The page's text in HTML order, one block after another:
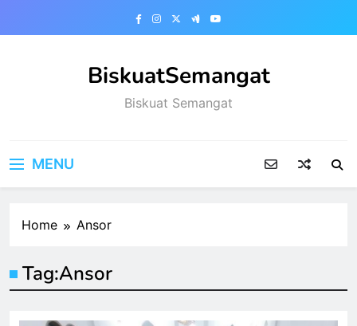
BiskuatSemangat
Biskuat Semangat
MENU
Home Ansor
Tag:Ansor